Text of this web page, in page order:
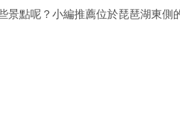
景點呢？小編推薦位於琵琶湖東